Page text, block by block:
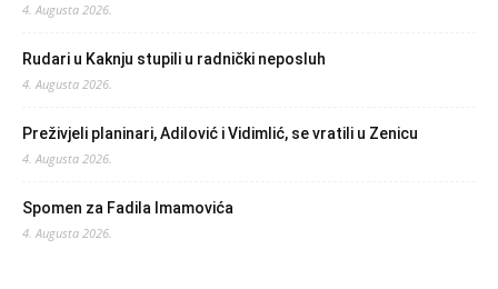
4. Augusta 2026.
Rudari u Kaknju stupili u radnički neposluh
4. Augusta 2026.
Preživjeli planinari, Adilović i Vidimlić, se vratili u Zenicu
4. Augusta 2026.
Spomen za Fadila Imamovića
4. Augusta 2026.